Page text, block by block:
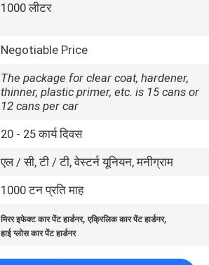
1000 लीटर
Negotiable Price
The package for clear coat, hardener,
thinner, plastic primer, etc. is 15 cans or
12 cans per car
20 - 25 कार्य दिवस
एल / सी, टी / टी, वेस्टर्न यूनियन, मनीग्राम
1000 टन प्रति माह
मिरर इफेक्ट कार पेंट हार्डनर,एक्रिलिक कार पेंट हार्डनर,
हाई ग्लोस कार पेंट हार्डनर